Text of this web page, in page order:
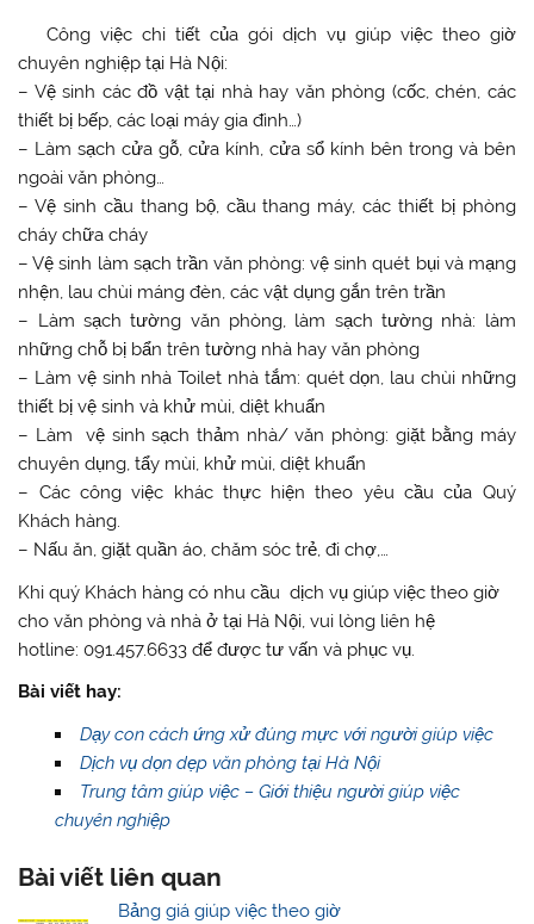
Công việc chi tiết của gói dịch vụ giúp việc theo giờ
chuyên nghiệp tại Hà Nội:
– Vệ sinh các đồ vật tại nhà hay văn phòng (cốc, chén, các
thiết bị bếp, các loại máy gia đình…)
– Làm sạch cửa gỗ, cửa kính, cửa sổ kính bên trong và bên
ngoài văn phòng…
– Vệ sinh cầu thang bộ, cầu thang máy, các thiết bị phòng
cháy chữa cháy
– Vệ sinh làm sạch trần văn phòng: vệ sinh quét bụi và mạng
nhện, lau chùi máng đèn, các vật dụng gắn trên trần
– Làm sạch tường văn phòng, làm sạch tường nhà: làm
những chỗ bị bẩn trên tường nhà hay văn phòng
– Làm vệ sinh nhà Toilet nhà tắm: quét dọn, lau chùi những
thiết bị vệ sinh và khử mùi, diệt khuẩn
– Làm vệ sinh sạch thảm nhà/ văn phòng: giặt bằng máy
chuyên dụng, tẩy mùi, khử mùi, diệt khuẩn
– Các công việc khác thực hiện theo yêu cầu của Quý
Khách hàng.
– Nấu ăn, giặt quần áo, chăm sóc trẻ, đi chợ,…
Khi quý Khách hàng có nhu cầu dịch vụ giúp việc theo giờ
cho văn phòng và nhà ở tại Hà Nội, vui lòng liên hệ
hotline: 091.457.6633 để được tư vấn và phục vụ.
Bài viết hay:
Dạy con cách ứng xử đúng mực với người giúp việc
Dịch vụ dọn dẹp văn phòng tại Hà Nội
Trung tâm giúp việc – Giới thiệu người giúp việc
chuyên nghiệp
Bài viết liên quan
Bảng giá giúp việc theo giờ